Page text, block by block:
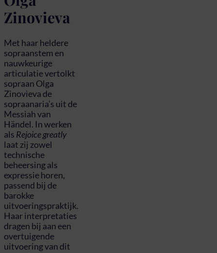
Zinovieva
Met haar heldere
sopraanstem en
nauwkeurige
articulatie vertolkt
sopraan Olga
Zinovieva de
sopraanaria’s uit de
Messiah van
Händel. In werken
als Rejoice greatly
laat zij zowel
technische
beheersing als
expressie horen,
passend bij de
barokke
uitvoeringspraktijk.
Haar interpretaties
dragen bij aan een
overtuigende
uitvoering van dit